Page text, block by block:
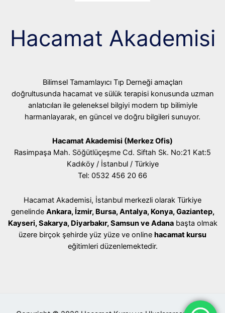
Hacamat Akademisi
Bilimsel Tamamlayıcı Tıp Derneği amaçları
doğrultusunda hacamat ve sülük terapisi konusunda uzman
anlatıcıları ile geleneksel bilgiyi modern tıp bilimiyle
harmanlayarak, en güncel ve doğru bilgileri sunuyor.
Hacamat Akademisi (Merkez Ofis)
Rasimpaşa Mah. Söğütlüçeşme Cd. Siftah Sk. No:21 Kat:5
Kadıköy / İstanbul / Türkiye
Tel: 0532 456 20 66
Hacamat Akademisi, İstanbul merkezli olarak Türkiye
genelinde Ankara, İzmir, Bursa, Antalya, Konya, Gaziantep,
Kayseri, Sakarya, Diyarbakır, Samsun ve Adanabaşta olmak
üzere birçok şehirde yüz yüze ve online hacamat kursu
eğitimleri düzenlemektedir.